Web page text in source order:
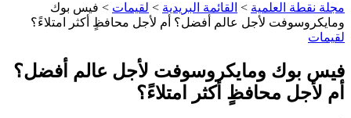
مجلة نقطة العلمية > القائمة البريدية > لقيمات > فيس بوك
ومايكروسوفت لأجل عالم أفضل؟ أم لأجل محافظٍ أكثر امتلاءً؟
لقيمات
فيس بوك ومايكروسوفت لأجل عالم أفضل؟
أم لأجل محافظٍ أكثر امتلاءً؟